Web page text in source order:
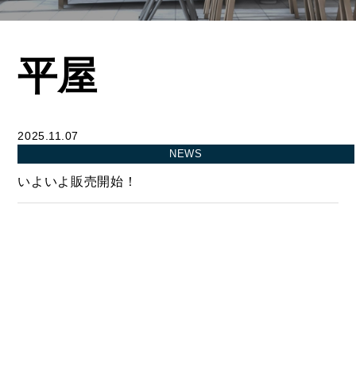
ABOUT
- 会社概要
- スタッフ紹介
FOOD 飲食部門
平屋
2025.11.07
NEWS
いよいよ販売開始！